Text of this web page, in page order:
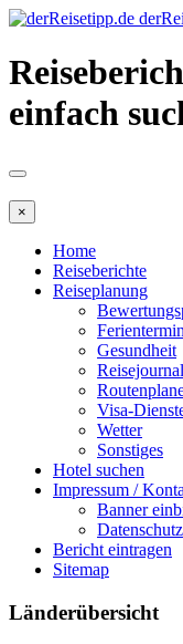
einfach
×
Home
Reiseberichte
Reiseplanung
Gesundheit
Visa-
Wetter
Sonstiges
Hotel suchen
Impressum /
Banner
Datenschutz
Bericht eintragen
Sitemap
Länderübersicht